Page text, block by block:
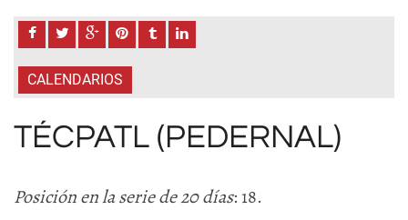
CALENDARIOS
TÉCPATL (PEDERNAL)
Posición en la serie de 20 días: 18.